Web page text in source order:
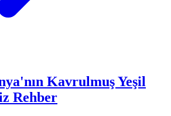
Kavrulmuş Yeşil
Rehber